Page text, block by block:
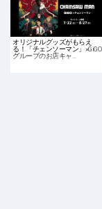
オリジナルグッズがもらえ
る！「チェンソーマン」×GiGO
グループのお店キャ…